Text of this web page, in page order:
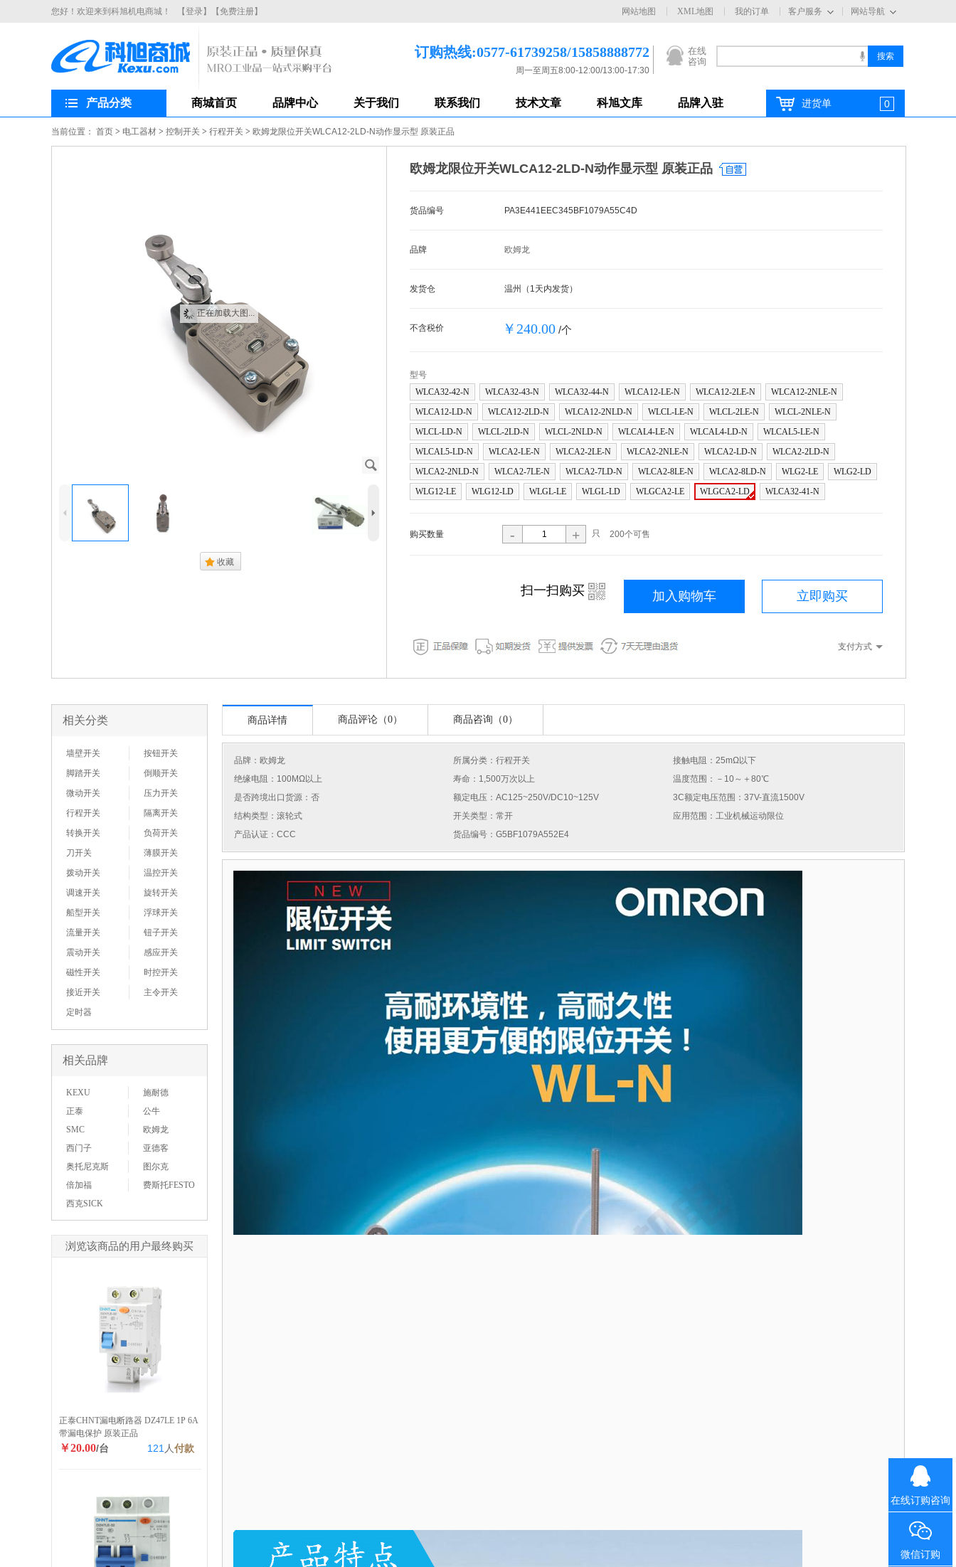
您好！欢迎来到科旭机电商城！ 【登录】 【免费注册】 网站导航
客户服务
网站地图 XML地图 我的订单
在线
咨询
订购热线:0577-61739258/15858888772
周一至周五8:00-12:00/13:00-17:30
产品分类 商城首页 品牌中心 关于我们 联系我们 技术文章 科旭文库 品牌入驻 进货单 0
当前位置： 首页 > 电工器材 > 控制开关 > 行程开关 > 欧姆龙限位开关WLCA12-2LD-N动作显示型 原装正品
J
正在加载大图...
4 5
. 收藏
欧姆龙限位开关WLCA12-2LD-N动作显示型 原装正品
货品编号 PA3E441EEC345BF1079A55C4D
品牌 欧姆龙
发货仓 温州（1天内发货）
不含税价 ￥240.00 /个
型号
WLCA32-42-N
WLCA32-43-N WLCA32-44-N WLCA12-LE-N WLCA12-2LE-N
WLCA12-2NLE-N
WLCA12-LD-N
WLCA12-2LD-N WLCA12-2NLD-N WLCL-LE-N WLCL-2LE-N
WLCL-2NLE-N
WLCL-LD-N
WLCL-2LD-N WLCL-2NLD-N WLCAL4-LE-N WLCAL4-LD-N
WLCAL5-LE-N
WLCAL5-LD-N
WLCA2-LE-N WLCA2-2LE-N WLCA2-2NLE-N WLCA2-LD-N
WLCA2-2LD-N
WLCA2-2NLD-N
WLCA2-7LE-N WLCA2-7LD-N WLCA2-8LE-N WLCA2-8LD-N WLG2-LE
WLG2-LD
WLG12-LE
WLG12-LD WLGL-LE WLGL-LD WLGCA2-LE WLGCA2-LD WLCA32-41-N
购买数量 - + 只 200个可售
立即购买
加入购物车
扫一扫购买 i
支付方式
相关分类
墙壁开关
按钮开关
脚踏开关
倒顺开关
微动开关
压力开关
行程开关
隔离开关
转换开关
负荷开关
刀开关
薄膜开关
拨动开关
温控开关
调速开关
旋转开关
船型开关
浮球开关
流量开关
钮子开关
震动开关
感应开关
磁性开关
时控开关
接近开关
主令开关
定时器
相关品牌
KEXU
施耐德
正泰
公牛
SMC
欧姆龙
西门子
亚德客
奥托尼克斯
图尔克
倍加福
费斯托FESTO
西克SICK
浏览该商品的用户最终购买
正泰CHNT漏电断路器 DZ47LE 1P 6A
带漏电保护 原装正品
￥20.00/台 121 人付款
商品详情 商品评论（0） 商品咨询（0）
品牌： 欧姆龙 所属分类：行程开关
接触电阻：25mΩ以下
绝缘电阻：100MΩ以上
寿命：1,500万次以上
温度范围：－10～＋80℃
是否跨境出口货源：否
额定电压：AC125~250V/DC10~125V
3C额定电压范围：37V-直流1500V
结构类型：滚轮式
开关类型：常开
应用范围：工业机械运动限位
产品认证：CCC
货品编号：G5BF1079A552E4
在线订购咨询
微信订购